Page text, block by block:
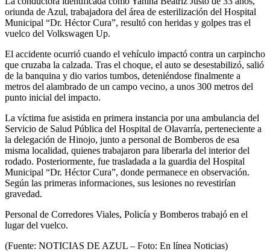
oriunda de Azul, trabajadora del área de esterilización del Hospital
Municipal “Dr. Héctor Cura”, resultó con heridas y golpes tras el
vuelco del Volkswagen Up.
El accidente ocurrió cuando el vehículo impactó contra un carpincho
que cruzaba la calzada. Tras el choque, el auto se desestabilizó, salió
de la banquina y dio varios tumbos, deteniéndose finalmente a
metros del alambrado de un campo vecino, a unos 300 metros del
punto inicial del impacto.
La víctima fue asistida en primera instancia por una ambulancia del
Servicio de Salud Pública del Hospital de Olavarría, perteneciente a
la delegación de Hinojo, junto a personal de Bomberos de esa
misma localidad, quienes trabajaron para liberarla del interior del
rodado. Posteriormente, fue trasladada a la guardia del Hospital
Municipal “Dr. Héctor Cura”, donde permanece en observación.
Según las primeras informaciones, sus lesiones no revestirían
gravedad.
Personal de Corredores Viales, Policía y Bomberos trabajó en el
lugar del vuelco.
(Fuente: NOTICIAS DE AZUL – Foto: En línea Noticias)